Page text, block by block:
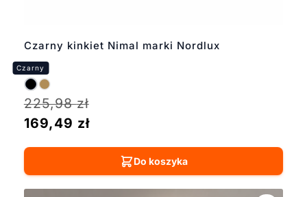
Czarny kinkiet Nimal marki Nordlux
225,98zł
169,49 zł
Do koszyka